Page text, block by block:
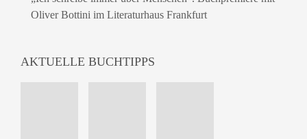
Oliver Bottini im Literaturhaus Frankfurt
AKTUELLE BUCHTIPPS